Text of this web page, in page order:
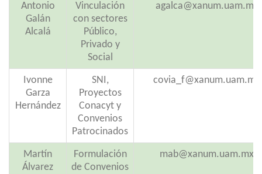
Antonio
Galán
Alcalá
Vinculación
con sectores
Público,
Privado y
Social
agalca@xanum.uam.mx
Ivonne
Garza
Hernández
SNI,
Proyectos
Conacyt y
Convenios
Patrocinados
covia_f@xanum.uam.mx
Martín
Álvarez
Formulación
de Convenios
mab@xanum.uam.mx